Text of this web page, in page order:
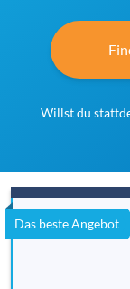
Willst du
Das beste Angebot